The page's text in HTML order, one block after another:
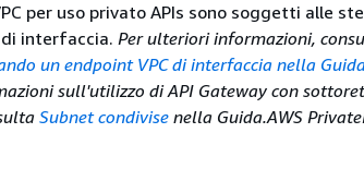
per uso privato APIs sono soggetti alle
di interfaccia. Per ulteriori informazioni,
un endpoint VPC di interfaccia nella
sull'utilizzo di API Gateway con
Subnet condivise nella Guida.AWS